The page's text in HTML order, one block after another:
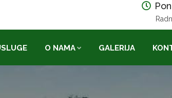
O NAMA GALERIJA